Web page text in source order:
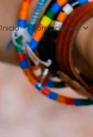
Inicio Formaciones